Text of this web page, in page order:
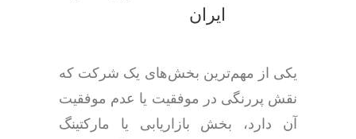
ایران
یکی از مهم‌ترین بخش‌های یک شرکت که
نقش پررنگی در موفقیت یا عدم موفقیت
آن دارد، بخش بازاریابی یا مارکتینگ